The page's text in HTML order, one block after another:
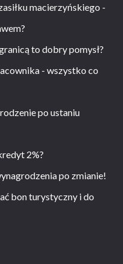
macierzyńskiego -
to dobry pomysł?
- wszystko co
po ustaniu
2%?
po zmianie!
bon turystyczny i do